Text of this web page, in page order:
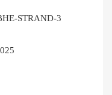
STRAND-3